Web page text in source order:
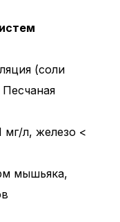
(соли
мг/л, железо <
мышьяка,